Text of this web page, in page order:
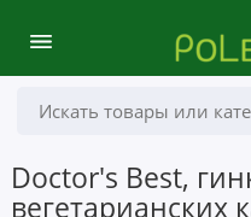
Doctor's Best,
вегетарианских